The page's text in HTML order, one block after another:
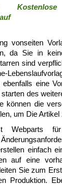
vonseiten
da Sie in
sind
ebenfalls eine
des
können die
um Die Artikel
Webparts
einfach
auf eine
Sie zum
Produktion.